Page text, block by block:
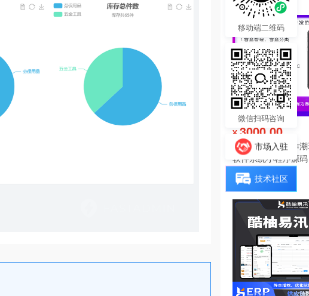
¥ 3000.00
好物盲盒开发制作
软件系统小程序源码
热度 8
移动端二维码
微信扫码咨询
市场入驻
技术社区